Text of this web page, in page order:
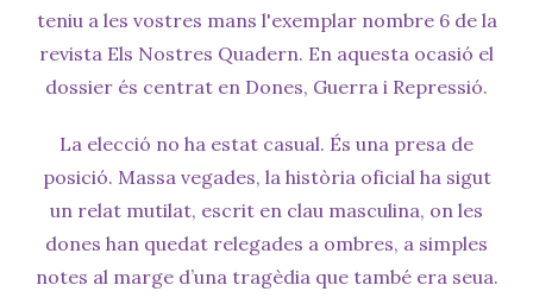
teniu a les vostres mans l'exemplar nombre 6 de la
revista Els Nostres Quadern. En aquesta ocasió el
dossier és centrat en Dones, Guerra i Repressió.
La elecció no ha estat casual. És una presa de
posició. Massa vegades, la història oficial ha sigut
un relat mutilat, escrit en clau masculina, on les
dones han quedat relegades a ombres, a simples
notes al marge d’una tragèdia que també era seua.